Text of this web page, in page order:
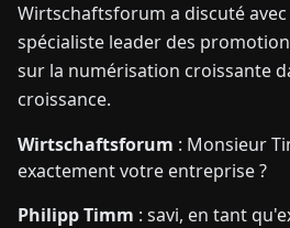
Wirtschaftsforum a discuté
spécialiste leader des
sur la numérisation croissante
croissance.
Wirtschaftsforum : Monsieur
exactement votre entreprise ?
Philipp Timm : savi, en tant